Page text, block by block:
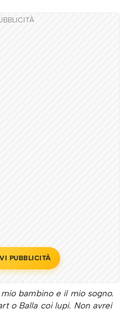
PUBBLICITÀ
bambino e il mio sogno.
o Balla coi lupi. Non avrei